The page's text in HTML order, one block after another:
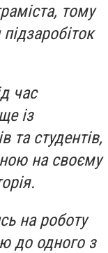
тому
час
із
та студентів,
на своєму
на роботу
до одного з